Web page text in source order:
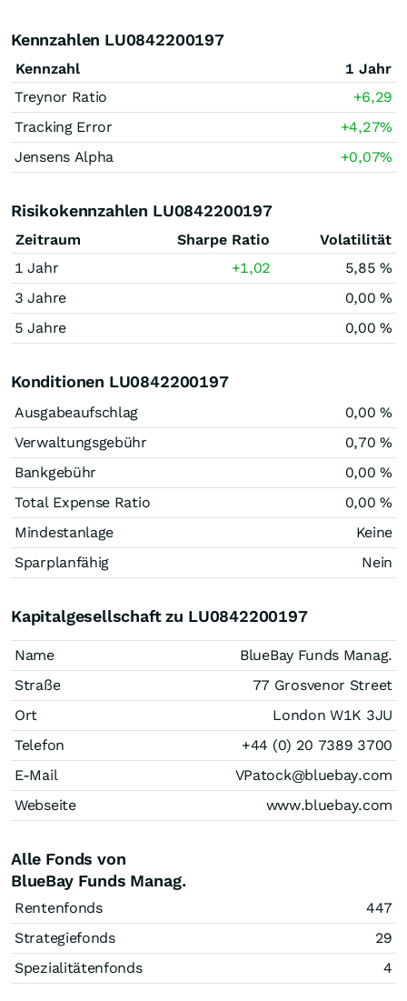
Kennzahlen LU0842200197
Kennzahl
1 Jahr
Treynor Ratio
+6,29
Tracking Error
+4,27%
Jensens Alpha
+0,07%
Risikokennzahlen LU0842200197
Zeitraum Sharpe Ratio
Volatilität
1 Jahr
+1,02
5,85 %
3 Jahre
0,00 %
5 Jahre
0,00 %
Konditionen LU0842200197
Ausgabeaufschlag
0,00 %
Verwaltungsgebühr
0,70 %
Bankgebühr
0,00 %
Total Expense Ratio
0,00 %
Mindestanlage
Keine
Sparplanfähig
Nein
Kapitalgesellschaft zu LU0842200197
Name
BlueBay Funds Manag.
Straße
77 Grosvenor Street
Ort
London W1K 3JU
Telefon
+44 (0) 20 7389 3700
E-Mail
VPatock@bluebay.com
Webseite
www.bluebay.com
Alle Fonds von
BlueBay Funds Manag.
Rentenfonds
447
Strategiefonds
29
Spezialitätenfonds
4